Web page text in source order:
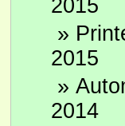
2015
»
2015
»
2014